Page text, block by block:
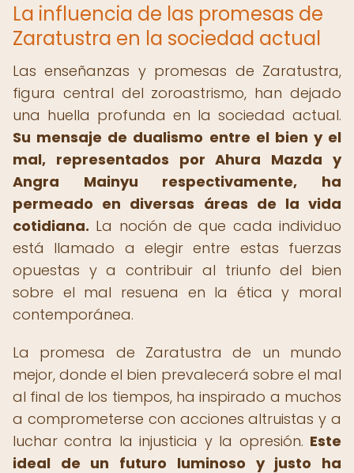
La influencia de las promesas de
Zaratustra en la sociedad actual
Las enseñanzas y promesas de Zaratustra,
figura central del zoroastrismo, han dejado
una huella profunda en la sociedad actual.
Su mensaje de dualismo entre el bien y el
mal, representados por Ahura Mazda y
Angra Mainyu respectivamente, ha
permeado en diversas áreas de la vida
cotidiana. La noción de que cada individuo
está llamado a elegir entre estas fuerzas
opuestas y a contribuir al triunfo del bien
sobre el mal resuena en la ética y moral
contemporánea.
La promesa de Zaratustra de un mundo
mejor, donde el bien prevalecerá sobre el mal
al final de los tiempos, ha inspirado a muchos
a comprometerse con acciones altruistas y a
luchar contra la injusticia y la opresión. Este
ideal de un futuro luminoso y justo ha